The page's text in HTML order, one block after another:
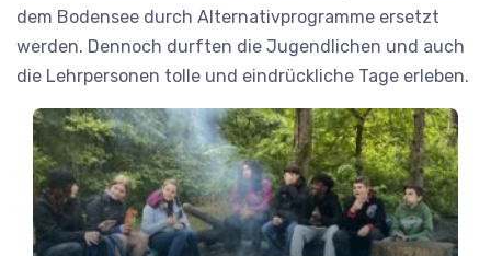
dem Bodensee durch Alternativprogramme ersetzt
werden. Dennoch durften die Jugendlichen und auch
die Lehrpersonen tolle und eindrückliche Tage erleben.